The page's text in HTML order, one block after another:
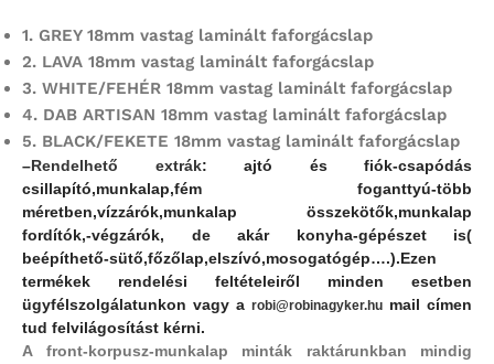
1. GREY 18mm vastag laminált faforgácslap
2. LAVA 18mm vastag laminált faforgácslap
3. WHITE/FEHÉR 18mm vastag laminált faforgácslap
4. DAB ARTISAN 18mm vastag laminált faforgácslap
5. BLACK/FEKETE 18mm vastag laminált faforgácslap
–Rendelhető extrák: ajtó és fiók-csapódás
csillapító,munkalap,fém foganttyú-több
méretben,vízzárók,munkalap összekötők,munkalap
fordítók,-végzárók, de akár konyha-gépészet is(
beépíthető-sütő,főzőlap,elszívó,mosogatógép….).Ezen
termékek rendelési feltételeiről minden esetben
ügyfélszolgálatunkon vagy a robi@robinagyker.hu mail címen
tud felvilágosítást kérni.
A front-korpusz-munkalap minták raktárunkban mindig